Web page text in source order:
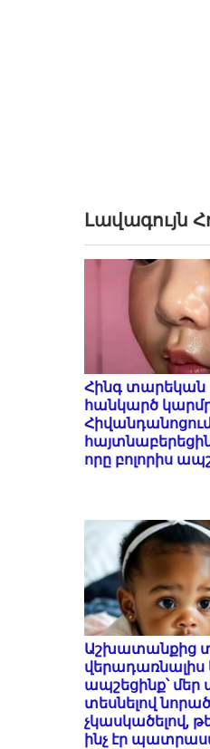
Լավագույն
Հինգ տարեկան
հանկարծ
որը բոլորիս
Աշխատանքից
վերադառնալիս
ապշեցինք՝
տեսնելով
չկասկածելով,
ինչ էր